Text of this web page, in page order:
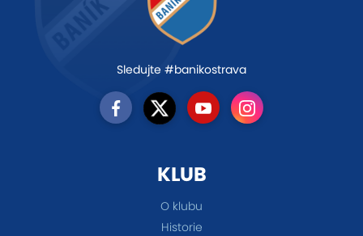
Sledujte #banikostrava
KLUB
O klubu
Historie